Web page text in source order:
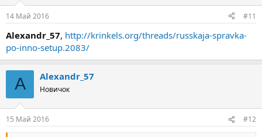
14 Май 2016 #11
Alexandr_57, http://krinkels.org/threads/russkaja-spravka-
po-inno-setup.2083/
A Alexandr_57
Новичок
15 Май 2016 #12